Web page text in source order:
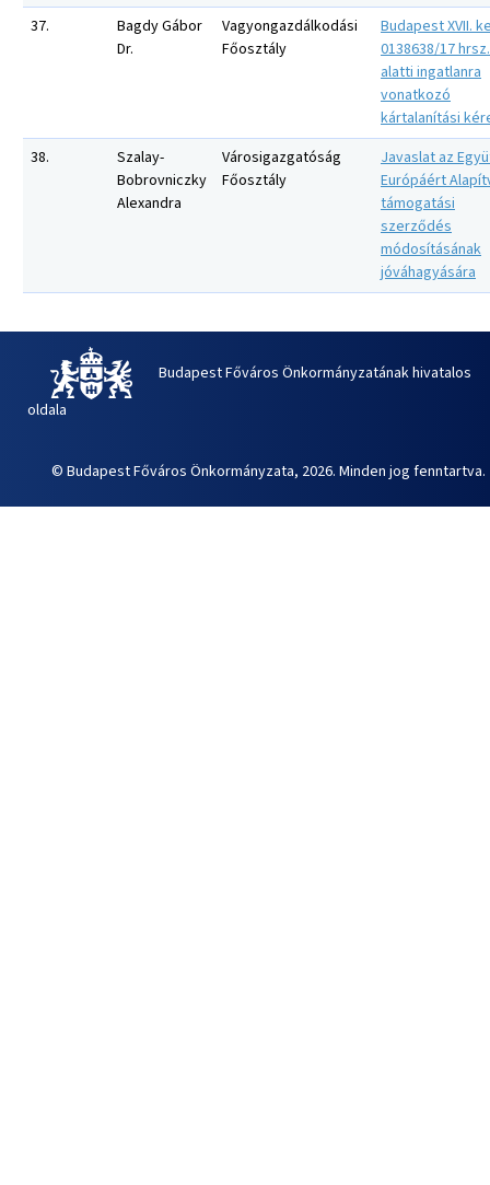
37.
Bagdy Gábor
Dr.
Vagyongazdálkodási
Főosztály
Budapest XVII.
0138638/17 hrsz.
alatti ingatlanra
vonatkozó
kártalanítási
38.
Szalay-
Bobrovniczky
Alexandra
Városigazgatóság
Főosztály
Javaslat az
Európáért
támogatási
szerződés
módosításának
jóváhagyására
Budapest Főváros Önkormányzatának hivatalos
oldala
© Budapest Főváros Önkormányzata, 2026. Minden jog fenntartva.